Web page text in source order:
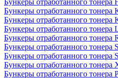
Бункеры отработанного тонера
Бункеры отработанного тонера
Бункеры отработанного тонера
Бункеры отработанного тонера
Бункеры отработанного тонера
Бункеры отработанного тонера
Бункеры отработанного тонера
Бункеры отработанного тонера
Бункеры отработанного тонера